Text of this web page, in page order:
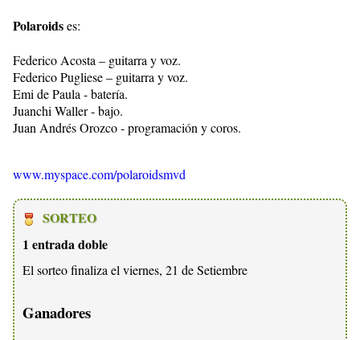
Polaroidses:
Federico Acosta – guitarra y voz.
Federico Pugliese – guitarra y voz.
Emi de Paula - batería.
Juanchi Waller - bajo.
Juan Andrés Orozco - programación y coros.
www.myspace.com/polaroidsmvd
SORTEO
1 entrada doble
El sorteo finaliza el viernes, 21 de Setiembre
Ganadores